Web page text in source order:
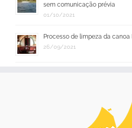
sem comunicação prévia
01/10/2021
Processo de limpeza da
26/09/2021